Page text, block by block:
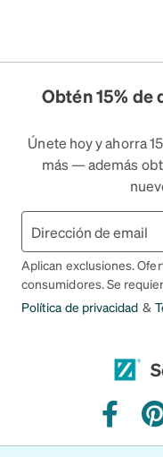
Obtén 15%
Únete hoy y ahorra
más — además
Aplican exclusiones.
consumidores. Se
Política de privacidad &